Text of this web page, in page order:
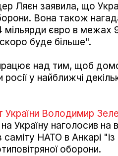
Ляєн заявила, що
Вона також
мільярди євро в межах
буде більше".
над тим, щоб
росії у найближчі
України Володимир
на Україну наголосив
НАТО в Анкарі
оборони.